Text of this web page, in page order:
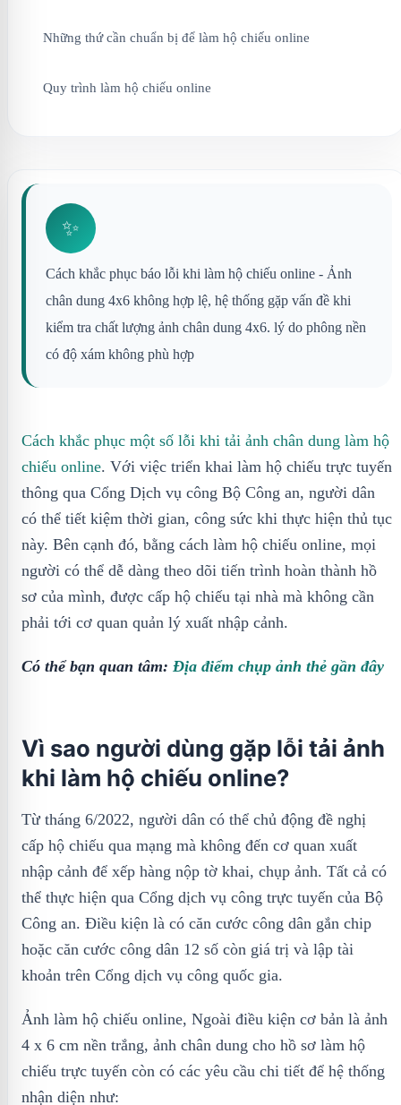
Những thứ cần chuẩn bị để làm hộ chiếu online
Quy trình làm hộ chiếu online
✨
Cách khắc phục báo lỗi khi làm hộ chiếu online - Ảnh
chân dung 4x6 không hợp lệ, hệ thống gặp vấn đề khi
kiểm tra chất lượng ảnh chân dung 4x6. lý do phông nền
có độ xám không phù hợp
Cách khắc phục một số lỗi khi tải ảnh chân dung làm hộ
chiếu online. Với việc triển khai làm hộ chiếu trực tuyến
thông qua Cổng Dịch vụ công Bộ Công an, người dân
có thể tiết kiệm thời gian, công sức khi thực hiện thủ tục
này. Bên cạnh đó, bằng cách làm hộ chiếu online, mọi
người có thể dễ dàng theo dõi tiến trình hoàn thành hồ
sơ của mình, được cấp hộ chiếu tại nhà mà không cần
phải tới cơ quan quản lý xuất nhập cảnh.
Có thể bạn quan tâm: Địa điểm chụp ảnh thẻ gần đây
Vì sao người dùng gặp lỗi tải ảnh
khi làm hộ chiếu online?
Từ tháng 6/2022, người dân có thể chủ động đề nghị
cấp hộ chiếu qua mạng mà không đến cơ quan xuất
nhập cảnh để xếp hàng nộp tờ khai, chụp ảnh. Tất cả có
thể thực hiện qua Cổng dịch vụ công trực tuyến của Bộ
Công an. Điều kiện là có căn cước công dân gắn chip
hoặc căn cước công dân 12 số còn giá trị và lập tài
khoản trên Cổng dịch vụ công quốc gia.
Ảnh làm hộ chiếu online, Ngoài điều kiện cơ bản là ảnh
4 x 6 cm nền trắng, ảnh chân dung cho hồ sơ làm hộ
chiếu trực tuyến còn có các yêu cầu chi tiết để hệ thống
nhận diện như: